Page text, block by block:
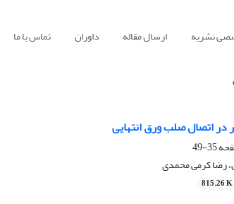
نشریه ارسال مقاله داوران تماس با ما
در اتصال صلب ورق انتهایی
35-49
رضا کرمی محمدی
815.26 K